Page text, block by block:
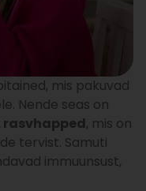
mis pakuvad
Nende seas on
rasvhapped, mis on
tervist. Samuti
immuunsust,